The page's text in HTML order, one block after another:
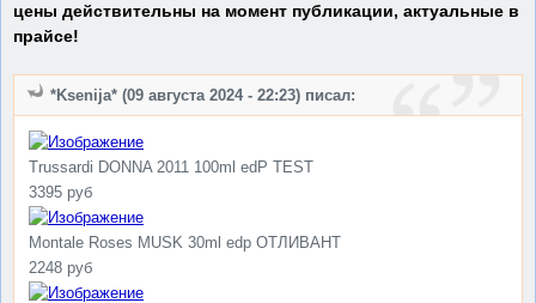
цены действительны на момент публикации, актуальные в
прайсе!
*Ksenija* (09 августа 2024 - 22:23) писал:
Trussardi DONNA 2011 100ml edP TEST
3395 руб
Montale Roses MUSK 30ml edp ОТЛИВАНТ
2248 руб